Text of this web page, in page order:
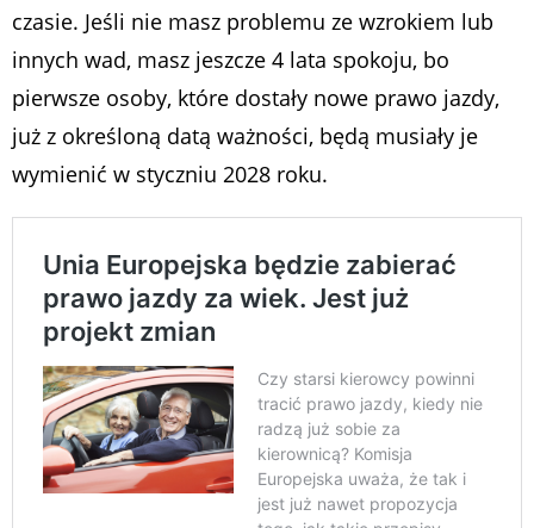
czasie. Jeśli nie masz problemu ze wzrokiem lub
innych wad, masz jeszcze 4 lata spokoju, bo
pierwsze osoby, które dostały nowe prawo jazdy,
już z określoną datą ważności, będą musiały je
wymienić w styczniu 2028 roku.